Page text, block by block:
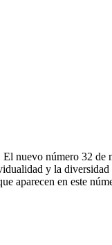
nuevo número 32
y la
aparecen en este